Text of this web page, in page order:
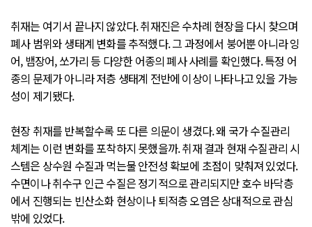
취재는 여기서 끝나지 않았다. 취재진은 수차례 현장을 다시 찾으며
폐사 범위와 생태계 변화를 추적했다. 그 과정에서 붕어뿐 아니라 잉
어, 뱀장어, 쏘가리 등 다양한 어종의 폐사 사례를 확인했다. 특정 어
종의 문제가 아니라 저층 생태계 전반에 이상이 나타나고 있을 가능
성이 제기됐다.
현장 취재를 반복할수록 또 다른 의문이 생겼다. 왜 국가 수질관리
체계는 이런 변화를 포착하지 못했을까. 취재 결과 현재 수질관리 시
스템은 상수원 수질과 먹는물 안전성 확보에 초점이 맞춰져 있었다.
수면이나 취수구 인근 수질은 정기적으로 관리되지만 호수 바닥층
에서 진행되는 빈산소화 현상이나 퇴적층 오염은 상대적으로 관심
밖에 있었다.